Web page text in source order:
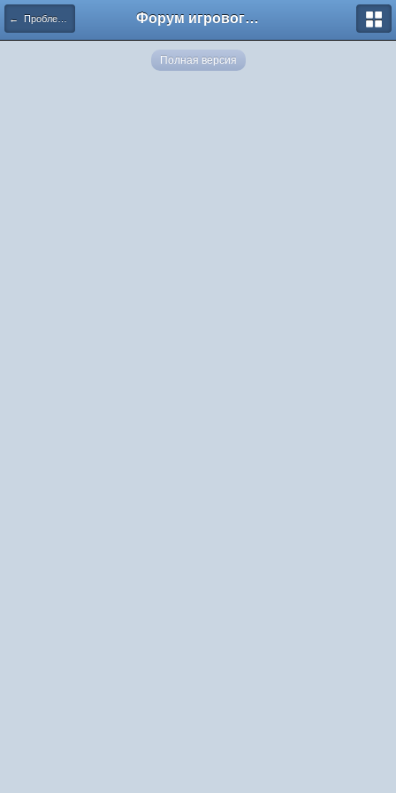
← Проблемы в игре Форум игрового проекта Riverrise
Полная версия